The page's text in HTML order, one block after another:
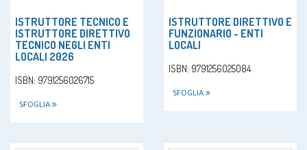
ISTRUTTORE TECNICO E
ISTRUTTORE DIRETTIVO
TECNICO NEGLI ENTI
LOCALI 2026
ISBN: 9791256026715
SFOGLIA
ISTRUTTORE DIRETTIVO E
FUNZIONARIO - ENTI
LOCALI
ISBN: 9791256025084
SFOGLIA